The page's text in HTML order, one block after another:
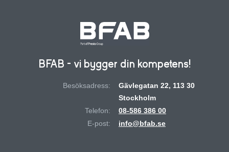
BFAB - vi bygger din kompetens!
Besöksadress:
Gävlegatan 22, 113 30
Stockholm
Telefon:
08-586 386 00
E-post:
info@bfab.se